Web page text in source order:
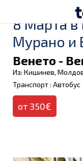
8 Марта в
Мурано и
Венето -
Из: Кишинев,
Транспорт : Автобус
от 350€